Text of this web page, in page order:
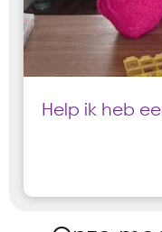
Help ik heb